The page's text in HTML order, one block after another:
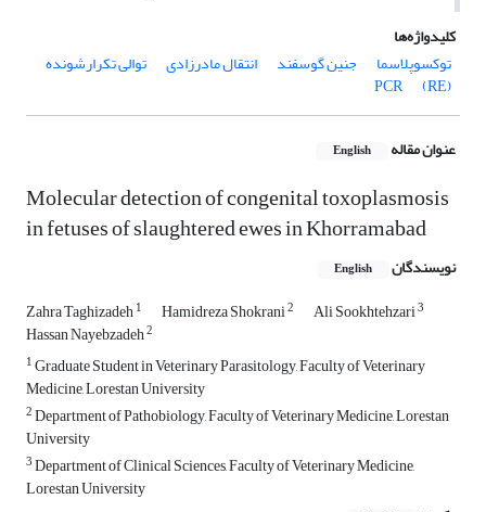
کلیدواژه‌ها
توکسوپلاسما
جنین گوسفند انتقال مادرزادی توالی تکرارشونده
(RE)
PCR
عنوان مقاله English
Molecular detection of congenital toxoplasmosis
in fetuses of slaughtered ewes in Khorramabad
نویسندگان English
Zahra Taghizadeh1 Hamidreza Shokrani2 Ali Sookhtehzari3
Hassan Nayebzadeh2
1Graduate Student in Veterinary Parasitology, Faculty of Veterinary
Medicine, Lorestan University
2Department of Pathobiology, Faculty of Veterinary Medicine, Lorestan
University
3Department of Clinical Sciences, Faculty of Veterinary Medicine,
Lorestan University